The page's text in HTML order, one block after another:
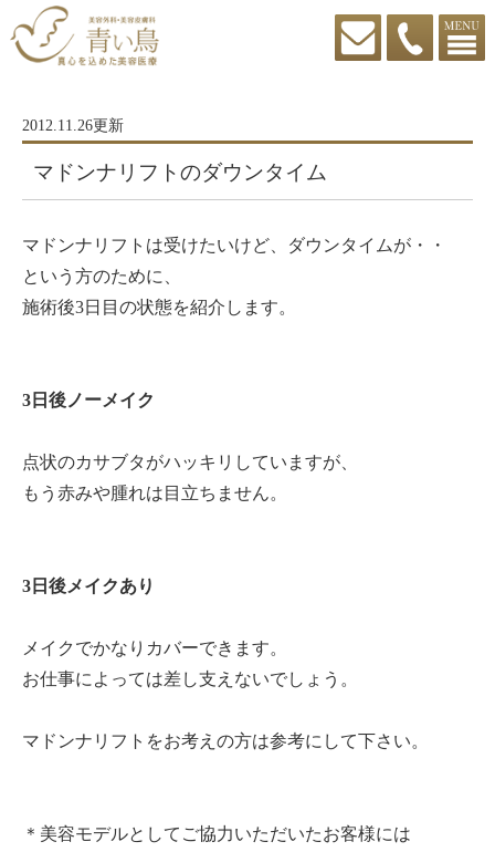
2012.11.26更新
マドンナリフトのダウンタイム
マドンナリフトは受けたいけど、ダウンタイムが・・
という方のために、
施術後3日目の状態を紹介します。
3日後ノーメイク
点状のカサブタがハッキリしていますが、
もう赤みや腫れは目立ちません。
3日後メイクあり
メイクでかなりカバーできます。
お仕事によっては差し支えないでしょう。
マドンナリフトをお考えの方は参考にして下さい。
＊美容モデルとしてご協力いただいたお客様には